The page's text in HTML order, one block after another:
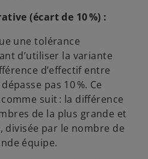
n
o
u
v
e
l
o
n
g
(écart de 10 %) :
une tolérance
d’utiliser la variante
d’effectif entre
pas 10 %. Ce
suit : la différence
de la plus grande et
divisée par le nombre de
équipe.